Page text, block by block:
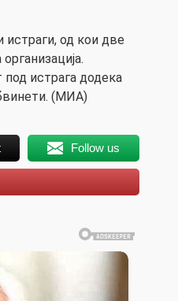
од кои две
истрага додека
(МИА)
Follow us